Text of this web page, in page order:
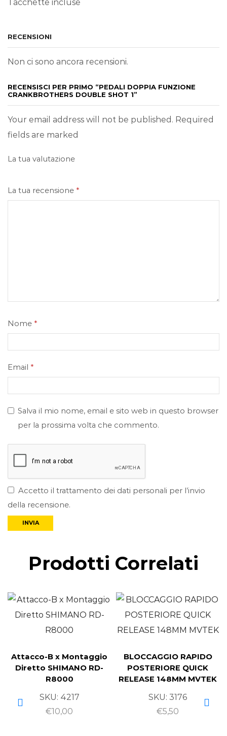
Tacchette incluse
RECENSIONI
Non ci sono ancora recensioni.
RECENSISCI PER PRIMO “PEDALI DOPPIA FUNZIONE
CRANKBROTHERS DOUBLE SHOT 1”
Your email address will not be published. Required
fields are marked
La tua valutazione
La tua recensione *
Nome *
Email *
Salva il mio nome, email e sito web in questo browser
per la prossima volta che commento.
Accetto il trattamento dei dati personali per l’invio
della recensione.
Prodotti Correlati
Attacco-B x Montaggio
Diretto SHIMANO RD-
R8000
SKU: 4217
€10,00
BLOCCAGGIO RAPIDO
POSTERIORE QUICK
RELEASE 148MM MVTEK
SKU: 3176
€5,50